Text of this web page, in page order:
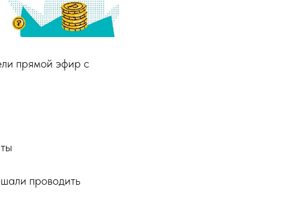
прямой эфир с
проводить